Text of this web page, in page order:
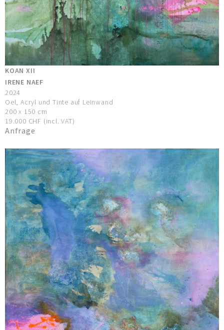
KOAN XII
IRENE NAEF
2024
Oel, Acryl und Tinte auf Leinwand
200 x 150 cm
19.000 CHF (incl. VAT)
Anfrage